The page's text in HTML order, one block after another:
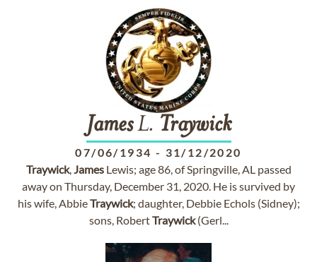
JamesL. Traywick
07/06/1934 - 31/12/2020
Traywick,JamesLewis; age 86, of Springville, AL passed
away on Thursday, December 31, 2020. He is survived by
his wife, AbbieTraywick; daughter, Debbie Echols (Sidney);
sons, RobertTraywick(Gerl...